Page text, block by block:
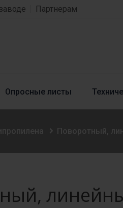
Партнерам
Опросные листы
Поворотный,